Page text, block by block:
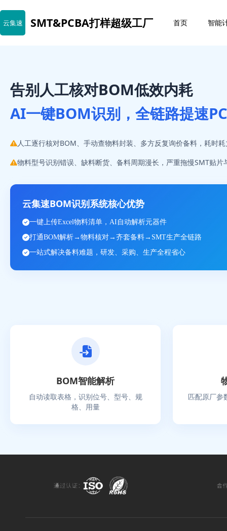
云集速 SMT&PCBA打样超级工厂 首页 智能
告别人工核对BOM低效内耗
AI一键BOM识别，全链路提速
人工逐行核对BOM、手动查物料封装、多方反复询价备料，耗时
物料型号识别错误、缺料断货、备料周期漫长，严重拖慢SMT贴片
云集速BOM识别系统核心优势
一键上传Excel物料清单，AI自动解析元器件
打通BOM解析→物料核对→齐套备料→SMT生产全链路
一站式解决备料难题，研发、采购、生产全程省心
BOM智能解析
自动读取表格，识别位号、型号、规
格、用量
匹配原厂参